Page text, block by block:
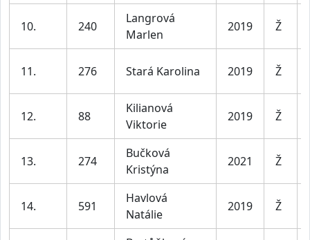
10. 240
Langrová
Marlen
2019 Ž
11. 276 Stará Karolina 2019 Ž
12. 88
Kilianová
Viktorie
2019 Ž
13. 274
Bučková
Kristýna
2021 Ž
14. 591
Havlová
Natálie
2019 Ž